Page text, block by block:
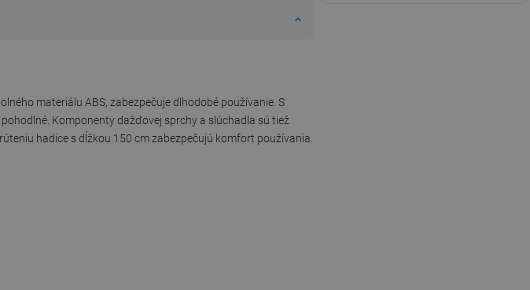
materiálu ABS, zabezpečuje dlhodobé používanie. S
Komponenty dažďovej sprchy a slúchadla sú tiež
hadice s dĺžkou 150 cm zabezpečujú komfort používania.